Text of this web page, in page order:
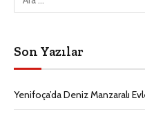
Son Yazılar
Yenifoça’da Deniz Manzaralı